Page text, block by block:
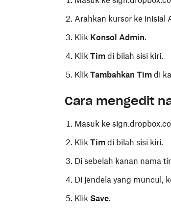
Arahkan kursor ke inisial
Klik Konsol Admin.
Klik Tim di bilah sisi kiri.
Klik Tambahkan Tim di
Cara mengedit
Masuk ke
Klik Tim di bilah sisi kiri.
Di sebelah kanan nama
Di jendela yang muncul,
Klik Save.